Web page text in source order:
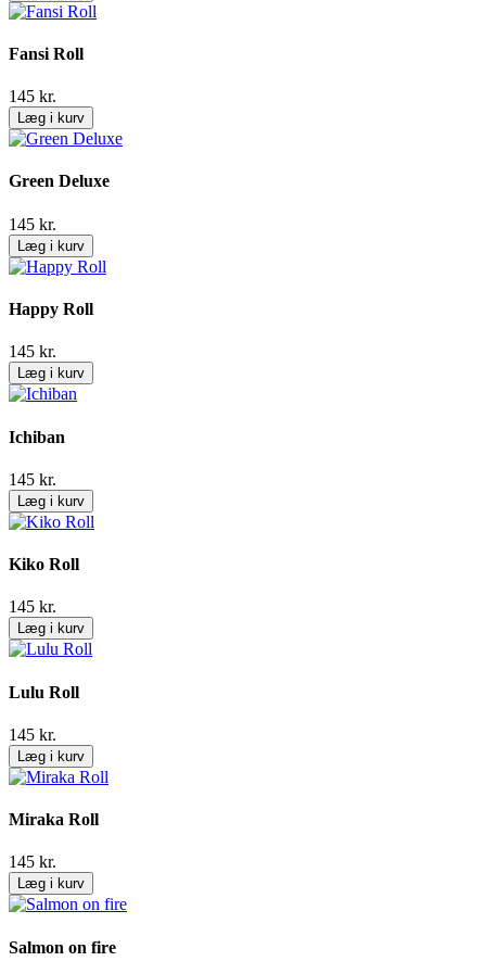
Fansi Roll
145 kr.
Læg i kurv
Green Deluxe
145 kr.
Læg i kurv
Happy Roll
145 kr.
Læg i kurv
Ichiban
145 kr.
Læg i kurv
Kiko Roll
145 kr.
Læg i kurv
Lulu Roll
145 kr.
Læg i kurv
Miraka Roll
145 kr.
Læg i kurv
Salmon on fire